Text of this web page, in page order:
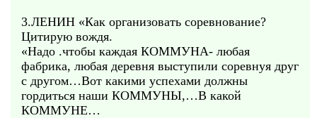
3.ЛЕНИН «Как организовать соревнование?
Цитирую вождя.
«Надо .чтобы каждая КОММУНА- любая
фабрика, любая деревня выступили соревнуя друг
с другом…Вот какими успехами должны
гордиться наши КОММУНЫ,…В какой
КОММУНЕ…